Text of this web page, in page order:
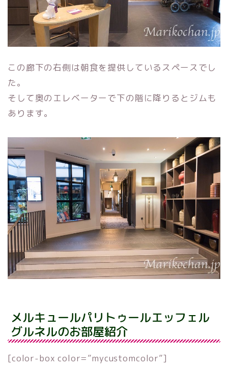
この廊下の右側は朝食を提供しているスペースでし
た。
そして奥のエレベーターで下の階に降りるとジムも
あります。
メルキュールパリトゥールエッフェル
グルネルのお部屋紹介
[color-box color=”mycustomcolor”]